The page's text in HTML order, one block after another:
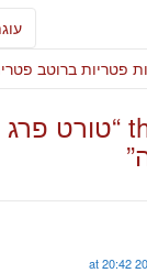
טורט פרג
”